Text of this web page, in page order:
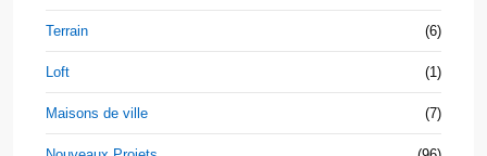
Terrain (6)
Loft (1)
Maisons de ville (7)